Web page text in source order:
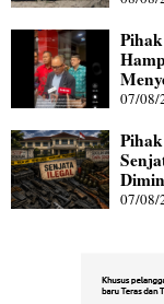
07/08/
07/08/